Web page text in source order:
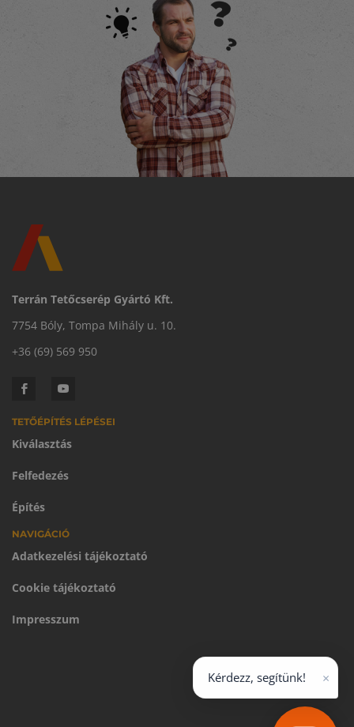
Terrán Tetőcserép Gyártó Kft.
7754 Bóly, Tompa Mihály u. 10.
+36 (69) 569 950
TETŐÉPÍTÉS LÉPÉSEI
Kiválasztás
Felfedezés
Építés
NAVIGÁCIÓ
Adatkezelési tájékoztató
Cookie tájékoztató
Impresszum
Kérdezz, segítünk! ×